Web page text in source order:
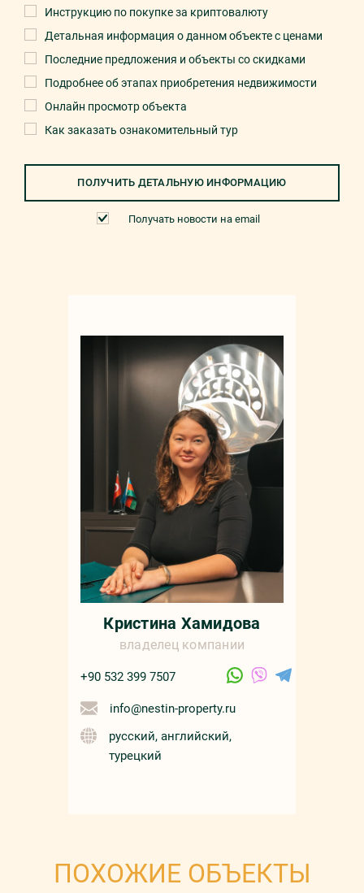
Инструкцию по покупке за криптовалюту
Детальная информация о данном объекте с ценами
Последние предложения и объекты со скидками
Подробнее об этапах приобретения недвижимости
Онлайн просмотр объекта
Как заказать ознакомительный тур
ПОЛУЧИТЬ ДЕТАЛЬНУЮ ИНФОРМАЦИЮ
Получать новости на email
Кристина Хамидова
владелец компании
+90 532 399 7507
info@nestin-property.ru
русский, английский,
турецкий
ПОХОЖИЕ ОБЪЕКТЫ